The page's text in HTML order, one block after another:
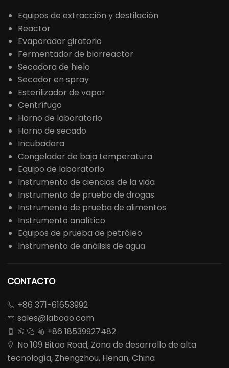
Equipos de extracción y destilación
Reactor
Evaporador giratorio
Fermentador de biorreactor
Secadora de hielo
Secador en spray
Esterilizador de vapor
Centrífugo
Horno de laboratorio
Horno de secado
Incubadora
Congelador de baja temperatura
Equipo de laboratorio
Instrumento de ciencias de la vida
Instrumento de prueba de drogas
Instrumento de prueba de alimentos
Instrumento analítico
Equipos de prueba de petróleo
Instrumento de análisis de agua
CONTACTO
 +86 371-61653992
 sales@laboao.com
    +86 18539927482

No 109 Bitao Road, Zona de desarrollo de alta
tecnología, Zhengzhou, Henan, China